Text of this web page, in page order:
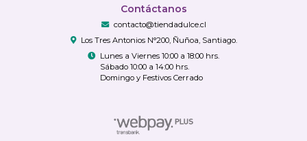
Contáctanos
contacto@tiendadulce.cl
Los Tres Antonios N°200, Ñuñoa, Santiago.
Lunes a Viernes 10:00 a 18:00 hrs.
Sábado 10:00 a 14:00 hrs.
Domingo y Festivos Cerrado